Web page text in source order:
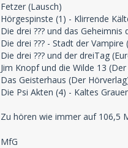
Fetzer (Lausch)
Hörgespinste (1) - Klirrende
Die drei ??? und das Geheimnis
Die drei ??? - Stadt der Vampire
Die drei ??? und der dreiTag
Jim Knopf und die Wilde 13
Das Geisterhaus (Der
Die Psi Akten (4) - Kaltes
Zu hören wie immer auf 106,5
MfG